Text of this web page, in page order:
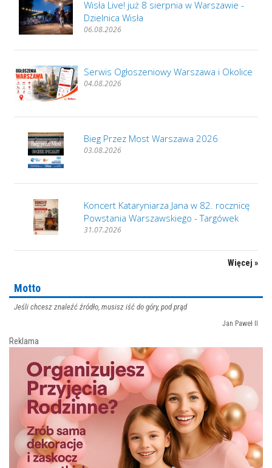
Wisła Live! już 8 sierpnia w Warszawie -
Dzielnica Wisła
06.08.2026
Serwis Ogłoszeniowy Warszawa i Okolice
04.08.2026
Bieg Przez Most Warszawa 2026
03.08.2026
Koncert Kataryniarza Jana w 82. rocznicę
Powstania Warszawskiego - Targówek
31.07.2026
Więcej »
Motto
Jeśli chcesz znaleźć źródło, musisz iść do góry, pod prąd
Jan Paweł II
Reklama